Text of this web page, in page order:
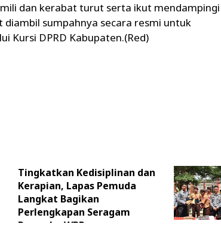
dan kerabat turut serta ikut mendampingi
diambil sumpahnya secara resmi untuk
Kursi DPRD Kabupaten.(Red)
Tingkatkan Kedisiplinan dan
Kerapian, Lapas Pemuda
Langkat Bagikan
Perlengkapan Seragam
Pramuka WBP